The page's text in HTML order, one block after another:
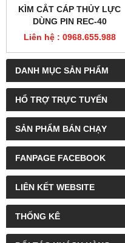
SẢN PHẨM BÁN CHẠY
FANPAGE FACEBOOK
LIÊN KẾT WEBSITE
THỐNG KÊ
ĐỐI TÁC KHÁCH HÀNG